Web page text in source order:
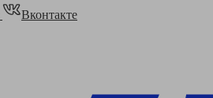
Вконтакте